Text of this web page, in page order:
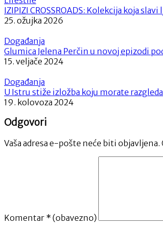
IZIPIZI CROSSROADS: Kolekcija koja
25. ožujka 2026
Događanja
Glumica Jelena Perčin u novoj epizodi
15. veljače 2024
Događanja
U Istru stiže izložba koju morate
19. kolovoza 2024
Odgovori
Vaša adresa e-pošte neće biti objavljena.
Komentar * (obavezno)